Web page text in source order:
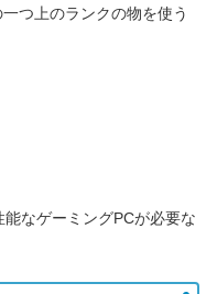
つ上のランクの物を使う
なゲーミングPCが必要な